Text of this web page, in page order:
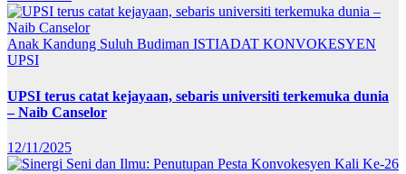
Anak Kandung Suluh Budiman ISTIADAT KONVOKESYEN
UPSI
UPSI terus catat kejayaan, sebaris universiti terkemuka dunia
– Naib Canselor
12/11/2025